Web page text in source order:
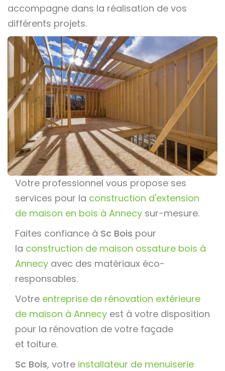
accompagne dans la réalisation de vos
différents projets.
Votre professionnel vous propose ses
services pour la construction d'extension
de maison en bois à Annecy sur-mesure.
Faites confiance à Sc Bois pour
la construction de maison ossature bois à
Annecy avec des matériaux éco-
responsables.
Votre entreprise de rénovation extérieure
de maison à Annecy est à votre disposition
pour la rénovation de votre façade
et toiture.
Sc Bois, votre installateur de menuiserie